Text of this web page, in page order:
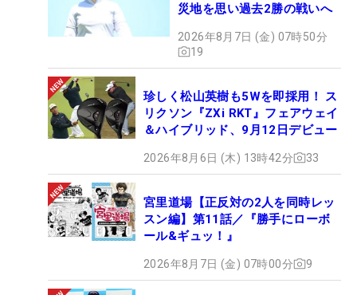
災地を思い過去2勝の戦いへ
2026年8月7日 (金) 07時50分
19
珍しく松山英樹も5Wを即採用！ ス
リクソン『ZXi RKT』フェアウェイ
＆ハイブリッド、9月12日デビュー
2026年8月6日 (木) 13時42分 33
宮里道場【正反対の2人を同時レッ
スン編】第11話／『勝手にローボ
ール&ギュッ！』
2026年8月7日 (金) 07時00分 9